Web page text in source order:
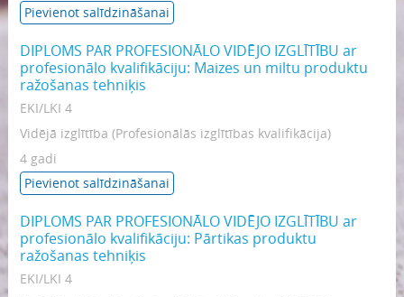
Pievienot salīdzināšanai
DIPLOMS PAR PROFESIONĀLO VIDĒJO IZGLĪTĪBU ar
profesionālo kvalifikāciju: Maizes un miltu produktu
ražošanas tehniķis
EKI/LKI 4
Vidējā izglītība (Profesionālās izglītības kvalifikācija)
4 gadi
Pievienot salīdzināšanai
DIPLOMS PAR PROFESIONĀLO VIDĒJO IZGLĪTĪBU ar
profesionālo kvalifikāciju: Pārtikas produktu
ražošanas tehniķis
EKI/LKI 4